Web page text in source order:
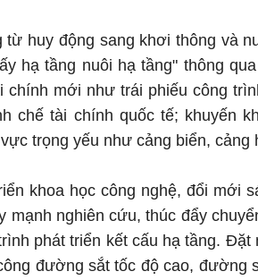
từ huy động sang khơi thông và
hạ tầng nuôi hạ tầng" thông
chính mới như trái phiếu công
chế tài chính quốc tế; khuyến
trọng yếu như cảng biển,
khoa học công nghệ, đổi mới
mạnh nghiên cứu, thúc đẩy
phát triển kết cấu hạ tầng.
đường sắt tốc độ cao, đường